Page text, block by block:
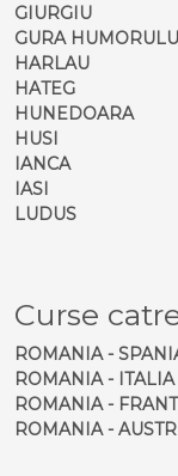
GIURGIU
GURA
HARLAU
HATEG
HUNEDOARA
HUSI
IANCA
IASI
LUDUS
Curse
ROMANIA -
ROMANIA - ITALIA
ROMANIA -
ROMANIA -